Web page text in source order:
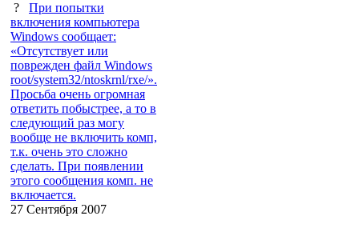
?
При попытки
включения компьютера
Windows сообщает:
«Отсутствует или
поврежден файл Windows
root/system32/ntoskrnl/rxe/».
Просьба очень огромная
ответить побыстрее, а то в
следующий раз могу
вообще не включить комп,
т.к. очень это сложно
сделать. При появлении
этого сообщения комп. не
включается.
27 Сентября 2007